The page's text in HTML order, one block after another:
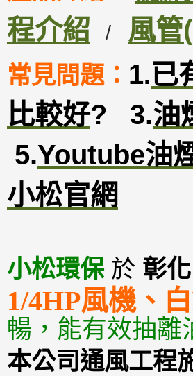
程介紹
/ 風管
常見問題： 1.已
比較好? 3.油
5.Youtube油
小松官網
小松環保 於 彰化
1/4HP風機、
暢，能有效抽離
本公司通風工程